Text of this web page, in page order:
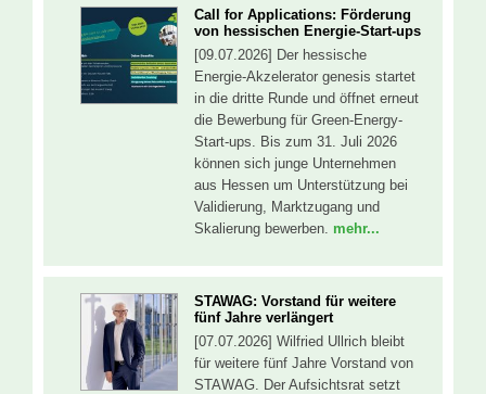
Call for Applications: Förderung
von hessischen Energie-Start-ups
[09.07.2026] Der hessische
Energie-Akzelerator genesis startet
in die dritte Runde und öffnet erneut
die Bewerbung für Green-Energy-
Start-ups. Bis zum 31. Juli 2026
können sich junge Unternehmen
aus Hessen um Unterstützung bei
Validierung, Marktzugang und
Skalierung bewerben. mehr...
STAWAG: Vorstand für weitere
fünf Jahre verlängert
[07.07.2026] Wilfried Ullrich bleibt
für weitere fünf Jahre Vorstand von
STAWAG. Der Aufsichtsrat setzt